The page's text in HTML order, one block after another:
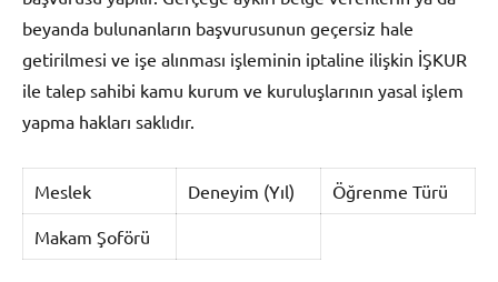
beyanda bulunanların başvurusunun geçersiz hale
getirilmesi ve işe alınması işleminin iptaline ilişkin İŞKUR
ile talep sahibi kamu kurum ve kuruluşlarının yasal işlem
yapma hakları saklıdır.
Meslek Deneyim (Yıl) Öğrenme Türü
Makam Şoförü